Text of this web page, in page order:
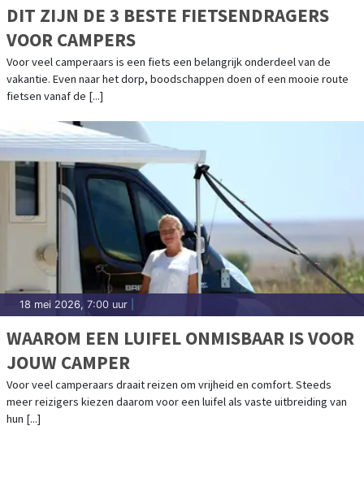
DIT ZIJN DE 3 BESTE FIETSENDRAGERS
VOOR CAMPERS
Voor veel camperaars is een fiets een belangrijk onderdeel van de
vakantie. Even naar het dorp, boodschappen doen of een mooie route
fietsen vanaf de [...]
18 mei 2026, 7:00 uur
WAAROM EEN LUIFEL ONMISBAAR IS VOOR
JOUW CAMPER
Voor veel camperaars draait reizen om vrijheid en comfort. Steeds
meer reizigers kiezen daarom voor een luifel als vaste uitbreiding van
hun [...]